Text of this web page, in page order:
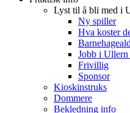
Lyst til å bli med i
Ny spiller
Hva koster
Jobb i Ullern
Frivillig
Sponsor
Kioskinstruks
Dommere
Bekledning info